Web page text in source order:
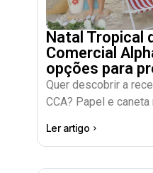
Natal Tropical
Comercial
opções para
Quer descobrir a
CCA? Papel e
Ler artigo